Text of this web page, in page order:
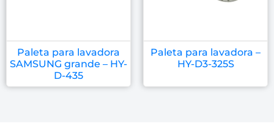
Paleta para lavadora
SAMSUNG grande – HY-
D-435
Paleta para lavadora –
HY-D3-325S